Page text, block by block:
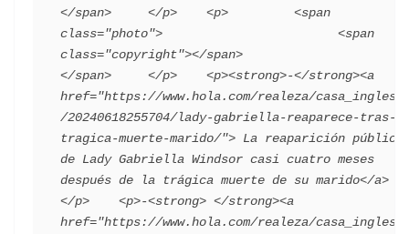
</span>     </p>    <p>         <span
class="photo">                        <span
class="copyright"></span>
</span>     </p>    <p><strong>-</strong><a
href="https://www.hola.com/realeza/casa_inglesa
/20240618255704/lady-gabriella-reaparece-tras-
tragica-muerte-marido/"> La reaparición pública
de Lady Gabriella Windsor casi cuatro meses
después de la trágica muerte de su marido</a>
</p>    <p>-<strong> </strong><a
href="https://www.hola.com/realeza/casa_inglesa